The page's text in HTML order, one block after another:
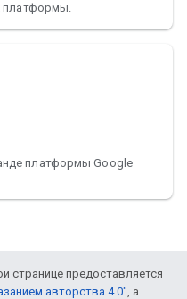
платформы.
платформы Google
странице предоставляется
авторства 4.0", а